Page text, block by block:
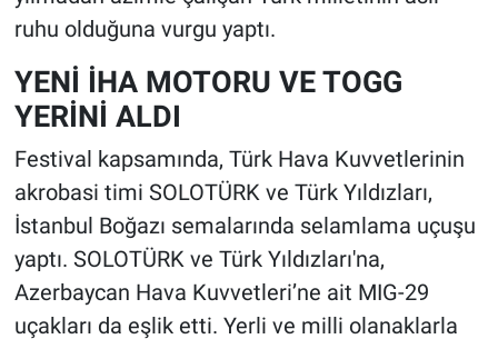
ruhu olduğuna vurgu yaptı.
YENİ İHA MOTORU VE TOGG
YERİNİ ALDI
Festival kapsamında, Türk Hava Kuvvetlerinin
akrobasi timi SOLOTÜRK ve Türk Yıldızları,
İstanbul Boğazı semalarında selamlama uçuşu
yaptı. SOLOTÜRK ve Türk Yıldızları'na,
Azerbaycan Hava Kuvvetleri’ne ait MIG-29
uçakları da eşlik etti. Yerli ve milli olanaklarla